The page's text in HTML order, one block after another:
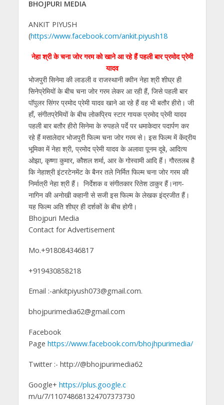
at
s
A
p
p
e
b
o
o
k
itt
er gr
a
m
e
n
g
er
dI
n
l
BHOJPURI MEDIA
ANKIT PIYUSH
(https://www.facebook.com/ankit.piyush18
नेहा श्री के चना जोर गरम को खाने आ रहे हैं पहली बार प्रमोद प्रेमी
यादव
भोजपुरी सिनेमा की लाडली व राजस्थानी क्वीन नेहा श्री शीघ्र ही
सिनेप्रेमियों के बीच चना जोर गरम लेकर आ रही हैं, जिसे पहली बार
पॉपुलर सिंगर प्रमोद प्रेमी यादव खाने आ रहे हैं वह भी बतौर हीरो। जी
हाँ, संगीतप्रेमियों के बीच लोकप्रिय स्टार गायक प्रमोद प्रेमी यादव
पहली बार बतौर हीरो सिनेमा के रुपहले पर्दे पर धमाकेदार पदार्पण कर
रहे हैं मसालेदार भोजपुरी फिल्म चना जोर गरम से। इस फिल्म में केंद्रीय
भूमिका में नेहा श्री, प्रमोद प्रेमी यादव के अलावा पूनम दूबे, आदित्य
ओझा, कृष्णा कुमार, कौशल शर्मा, आर के गोस्वामी आदि हैं। गौरतलब है
कि नेहाश्री इंटरटेनमेंट के बैनर तले निर्मित फिल्म चना जोर गरम की
निर्मात्री नेहा श्री हैं। निर्देशक व संगीतकार रितेश ठाकुर हैं।नाग-
नागिन की अनोखी कहानी से सजी इस फिल्म के लेखक इंद्रजीत हैं।
यह फिल्म अति शीघ्र ही दर्शकों के बीच होगी।
Bhojpuri Media
Contact for Advertisement
Mo.+918084346817
+919430858218
Email :-ankitpiyush073@gmail.com.
bhojpurimedia62@gmail.com
Facebook
Page https://www.facebook.com/bhojhpurimedia/
Twitter :- http://@bhojpurimedia62
Google+ https://plus.google.c
m/u/7/110748681324707373730